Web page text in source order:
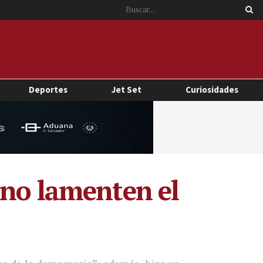
Deportes Jet Set Curiosidades
lamenten el